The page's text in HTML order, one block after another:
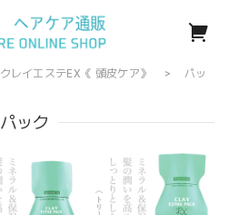
クレイエステEX《 頭皮ケア》
パッ
パック